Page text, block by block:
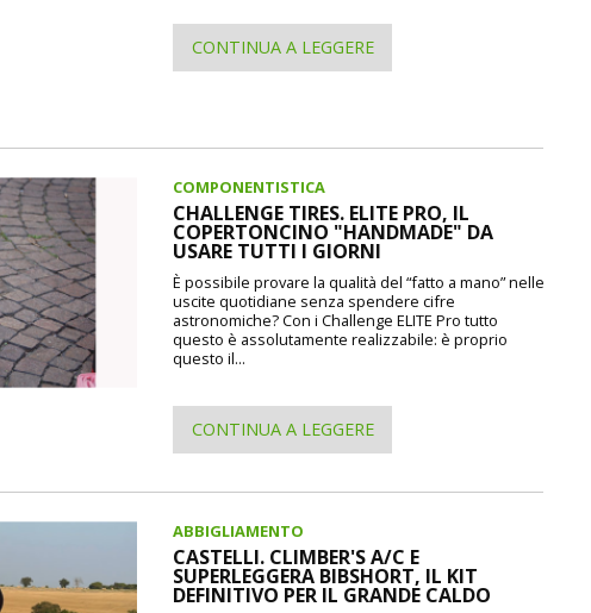
CONTINUA A LEGGERE
COMPONENTISTICA
CHALLENGE TIRES. ELITE PRO, IL
COPERTONCINO "HANDMADE" DA
USARE TUTTI I GIORNI
È possibile provare la qualità del “fatto a mano” nelle
uscite quotidiane senza spendere cifre
astronomiche? Con i Challenge ELITE Pro tutto
questo è assolutamente realizzabile: è proprio
questo il...
CONTINUA A LEGGERE
ABBIGLIAMENTO
CASTELLI. CLIMBER'S A/C E
SUPERLEGGERA BIBSHORT, IL KIT
DEFINITIVO PER IL GRANDE CALDO